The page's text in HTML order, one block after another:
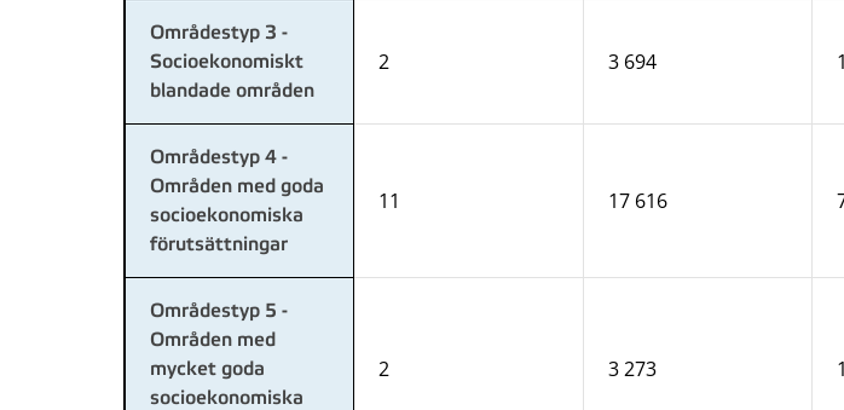
Områdestyp 3 -
Socioekonomiskt
blandade områden
2 3 694
Områdestyp 4 -
Områden med goda
socioekonomiska
förutsättningar
11 17 616
Områdestyp 5 -
Områden med
mycket goda
socioekonomiska
2 3 273